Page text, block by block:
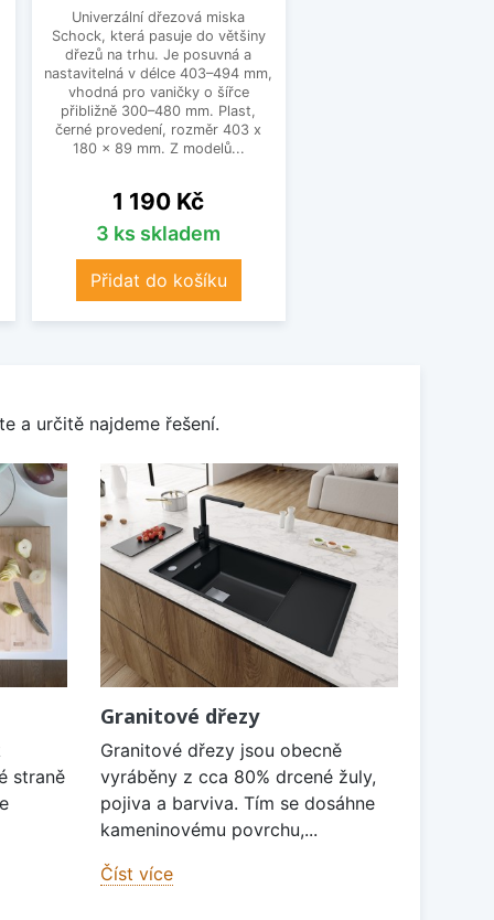
Univerzální dřezová miska
Schock, která pasuje do většiny
dřezů na trhu. Je posuvná a
nastavitelná v délce 403–494 mm,
vhodná pro vaničky o šířce
přibližně 300–480 mm. Plast,
černé provedení, rozměr 403 x
180 x 89 mm. Z modelů...
Cena
1 190 Kč
3 ks skladem
Přidat do košíku
a určitě najdeme řešení.
straně
Granitové dřezy
Granitové dřezy jsou obecně
vyráběny z cca 80% drcené žuly,
pojiva a barviva. Tím se dosáhne
kameninovému povrchu,...
Číst více